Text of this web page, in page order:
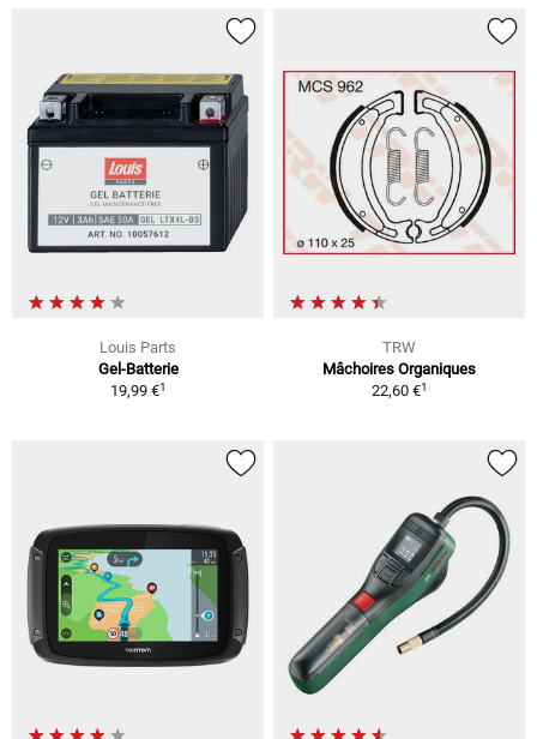
Louis Parts
Gel-Batterie
19,99 €1
TRW
Mâchoires Organiques
22,60 €1